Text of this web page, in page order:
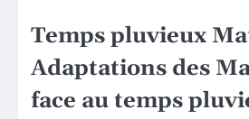
Temps pluvieux
Adaptations des
face au temps